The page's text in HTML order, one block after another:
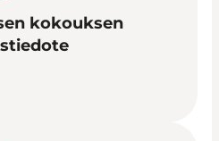
kokouksen